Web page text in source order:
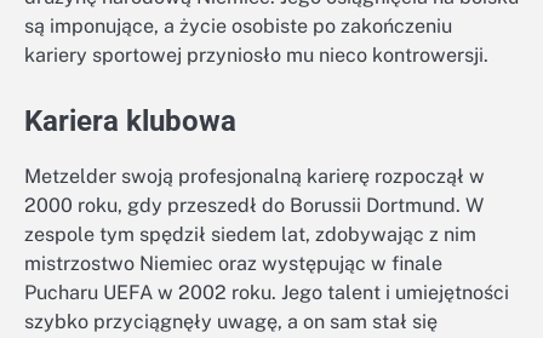
są imponujące, a życie osobiste po zakończeniu
kariery sportowej przyniosło mu nieco kontrowersji.
Kariera klubowa
Metzelder swoją profesjonalną karierę rozpoczął w
2000 roku, gdy przeszedł do Borussii Dortmund. W
zespole tym spędził siedem lat, zdobywając z nim
mistrzostwo Niemiec oraz występując w finale
Pucharu UEFA w 2002 roku. Jego talent i umiejętności
szybko przyciągnęły uwagę, a on sam stał się